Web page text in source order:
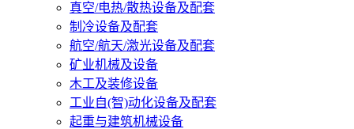
真空/电热/散热设备及配套
制冷设备及配套
航空/航天/激光设备及配套
矿业机械及设备
木工及装修设备
工业自(智)动化设备及配套
起重与建筑机械设备